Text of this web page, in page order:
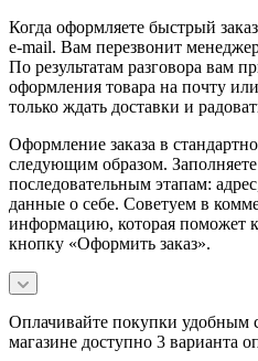
Когда оформляете быстрый
e-mail. Вам перезвонит
По результатам разговора вам
оформления товара на почту
только ждать доставки и
Оформление заказа в
следующим образом.
последовательным этапам:
данные о себе. Советуем в
информацию, которая поможет
кнопку «Оформить заказ».
Оплачивайте покупки удобным
магазине доступно 3 варианта